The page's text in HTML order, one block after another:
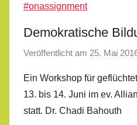
Demokratische
Veröffentlicht am 25. Mai
Ein Workshop für
13. bis 14. Juni im ev.
statt. Dr. Chadi Bahouth